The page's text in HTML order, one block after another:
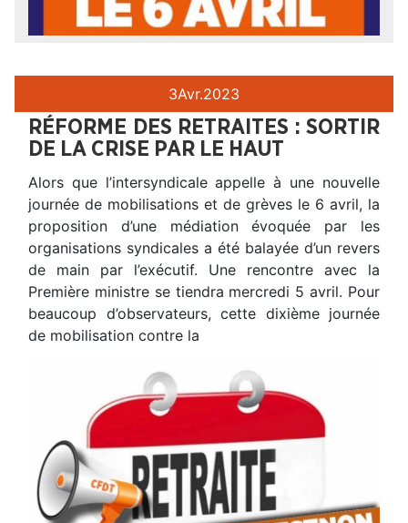
3Avr.2023
RÉFORME DES RETRAITES : SORTIR
DE LA CRISE PAR LE HAUT
Alors que l’intersyndicale appelle à une nouvelle
journée de mobilisations et de grèves le 6 avril, la
proposition d’une médiation évoquée par les
organisations syndicales a été balayée d’un revers
de main par l’exécutif. Une rencontre avec la
Première ministre se tiendra mercredi 5 avril. Pour
beaucoup d’observateurs, cette dixième journée
de mobilisation contre la